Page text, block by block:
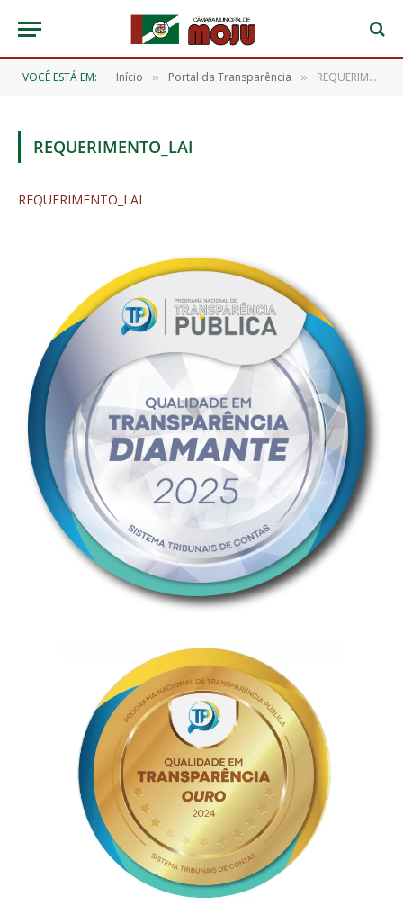
VOCÊ ESTÁ EM: Início » Portal da Transparência » REQUERIMENTO_LAI
REQUERIMENTO_LAI
REQUERIMENTO_LAI